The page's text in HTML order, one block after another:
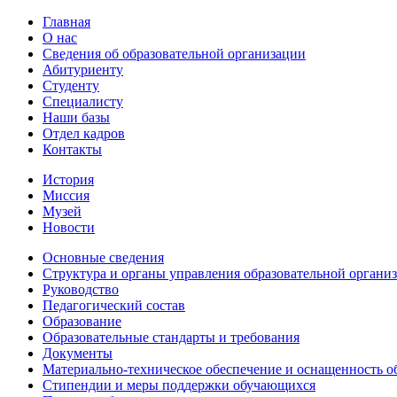
Главная
О нас
Сведения об образовательной организации
Абитуриенту
Студенту
Специалисту
Наши базы
Отдел кадров
Контакты
История
Миссия
Музей
Новости
Основные сведения
Структура и органы управления образовательной
Руководство
Педагогический состав
Образование
Образовательные стандарты и требования
Документы
Материально-техническое обеспечение и оснащенность
Стипендии и меры поддержки обучающихся